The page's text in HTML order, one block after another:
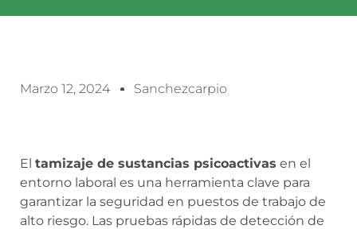
Marzo 12, 2024 Sanchezcarpio
El tamizaje de sustancias psicoactivas en el
entorno laboral es una herramienta clave para
garantizar la seguridad en puestos de trabajo de
alto riesgo. Las pruebas rápidas de detección de